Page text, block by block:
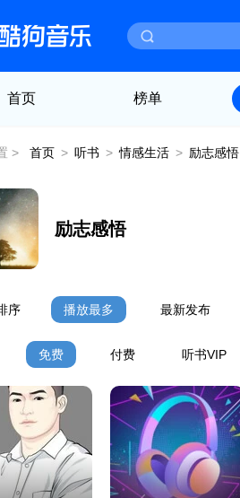
首页 榜单
> 首页 > 听书 > 情感生活 > 励志感悟
励志感悟
序 播放最多 最新发布
免费 付费 听书VIP